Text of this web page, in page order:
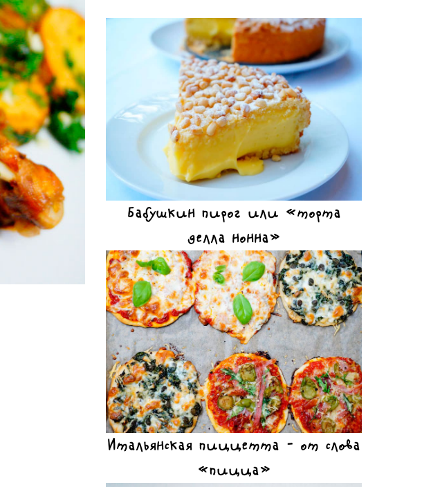
Бабушкин пирог или «торта
делла нонна»
Итальянская пиццетта – от слова
«пицца»